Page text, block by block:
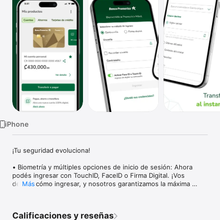
TV
iPhone
¡Tu seguridad evoluciona!
• Biometría y múltiples opciones de inicio de sesión: Ahora
podés ingresar con TouchID, FaceID o Firma Digital. ¡Vos
decidís cómo ingresar, y nosotros garantizamos la máxima
en 1 minuto. Con nuestra nueva interfaz intuitiva y moderna,
Más
Calificaciones y reseñas